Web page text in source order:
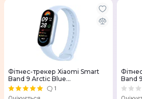
Фітнес-трекер Xiaomi Smart
Band 9 Arctic Blue
(BHR8346GL)
1
Band